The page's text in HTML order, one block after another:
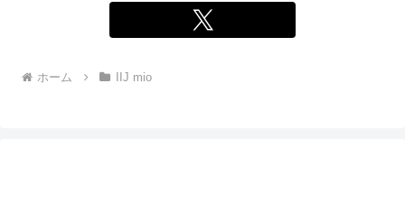
ホーム IIJ mio